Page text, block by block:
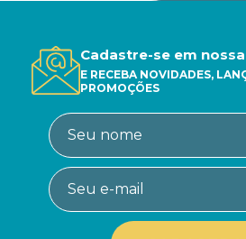
Cadastre-se em
E RECEBA NOVIDADES,
PROMOÇÕES